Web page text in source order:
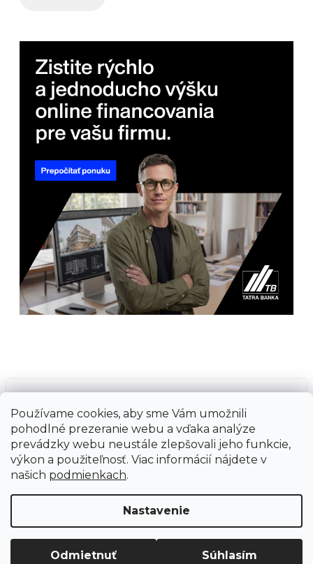
Používame cookies, aby sme Vám umožnili
pohodlné prezeranie webu a vďaka analýze
prevádzky webu neustále zlepšovali jeho funkcie,
výkon a použiteľnosť. Viac informácií nájdete v
našich podmienkach.
Nastavenie
Odmietnuť Súhlasím
Ground Cycling Store
práva vyhradené.
Upraviť nastavenie cookies